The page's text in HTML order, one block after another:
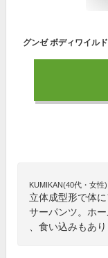
KUMIKAN(40代・女性)
立体成型形で体
サーパンツ。ホ
、食い込みもあ